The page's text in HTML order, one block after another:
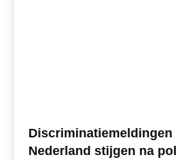
Discriminatiemeldingen
Nederland stijgen na